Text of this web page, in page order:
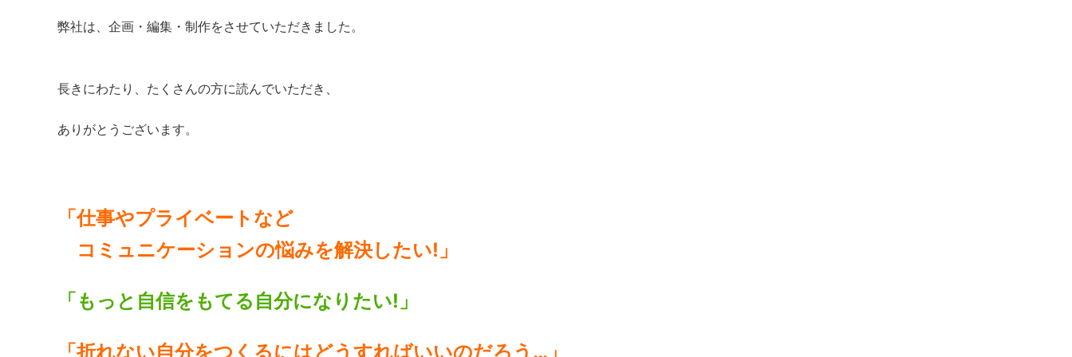
弊社は、企画・編集・制作をさせていただきました。
長きにわたり、たくさんの方に読んでいただき、
ありがとうございます。
「仕事やプライベートなど
コミュニケーションの悩みを解決したい!」
「もっと自信をもてる自分になりたい!」
「折れない自分をつくるにはどうすればいいのだろう…」